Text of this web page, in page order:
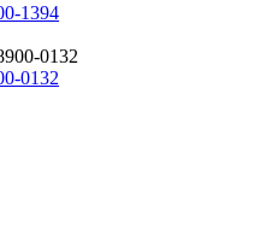
1394
0132